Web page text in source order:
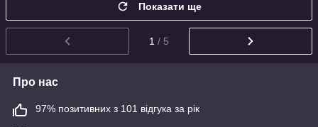
Показати ще
1 / 5
Про нас
97% позитивних з 101 відгука за рік